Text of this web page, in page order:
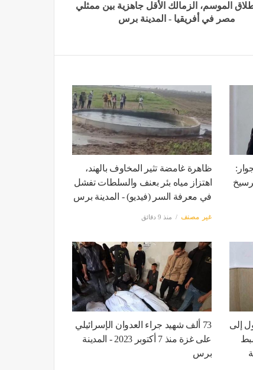
الموسم، الزمالك الأقل جاهزية بين ممثلي
مصر في أفريقيا - المدينة برس
ظاهرة غامضة تثير المخاوف بالهند،
اهتزاز مياه بئر بعنف والسلطات تفشل
في معرفة السر (فيديو) - المدينة برس
غير مصنف منذ 9 دقائق
إلى
73 ألف شهيد جراء العدوان الإسرائيلي
على غزة منذ 7 أكتوبر 2023 - المدينة
برس